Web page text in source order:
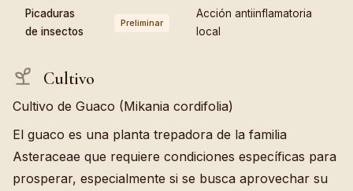
Picaduras
de insectos
Preliminar
Acción antiinflamatoria
local
Cultivo
Cultivo de Guaco (Mikania cordifolia)
El guaco es una planta trepadora de la familia
Asteraceae que requiere condiciones específicas para
prosperar, especialmente si se busca aprovechar su